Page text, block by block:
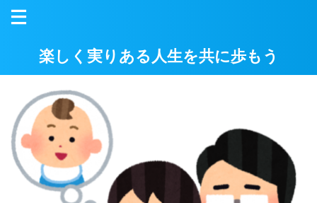
楽しく実りある人生を共に歩もう